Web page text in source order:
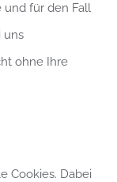
und für den Fall
uns
ohne Ihre
Cookies. Dabei